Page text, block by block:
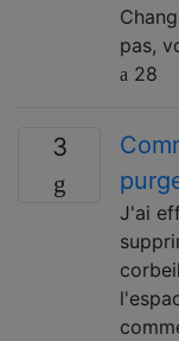
pas,
28
3
J'ai